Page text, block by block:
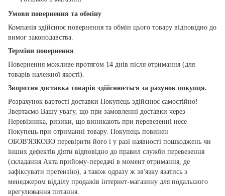
Умови повернення та обміну
Компанія здійснює повернення та обмін цього товару відповідно до
вимог законодавства.
Терміни повернення
Повернення можливе протягом 14 днів після отримання (для
товарів належної якості).
Зворотня доставка товарів здійснюється за рахунок покупця.
Розрахунок вартості доставки Покупець здійснює самостійно!
Звертаємо Вашу увагу, що при замовленні доставки через
Перевізника, ризики, що виникають при перевезенні несе
Покупець при отриманні товару. Покупець повинен
ОБОВ'ЯЗКОВО перевірити його і у разі наявності пошкоджень чи
інших дефектів діяти відповідно до правил служби перевезення
(складання Акта прийому-передачі в момент отримання, де
зафіксувати претензію), а також одразу ж зв'язку язатись з
менеджером відділу продажів інтернет-магазину для подальшого
врегулювання питання.